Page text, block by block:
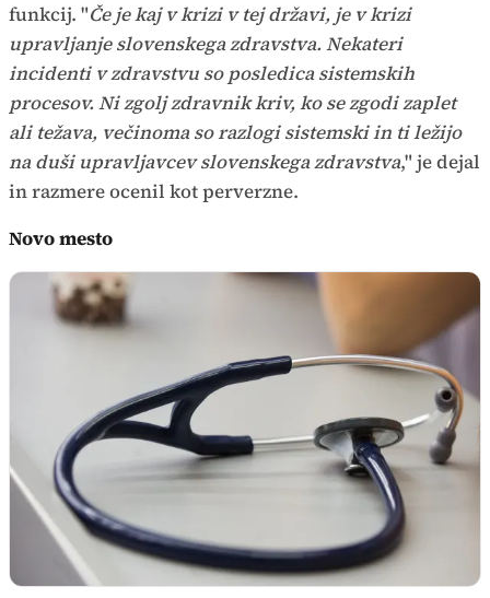
funkcij. "Če je kaj v krizi v tej državi, je v krizi
upravljanje slovenskega zdravstva. Nekateri
incidenti v zdravstvu so posledica sistemskih
procesov. Ni zgolj zdravnik kriv, ko se zgodi zaplet
ali težava, večinoma so razlogi sistemski in ti ležijo
na duši upravljavcev slovenskega zdravstva," je dejal
in razmere ocenil kot perverzne.
Novo mesto